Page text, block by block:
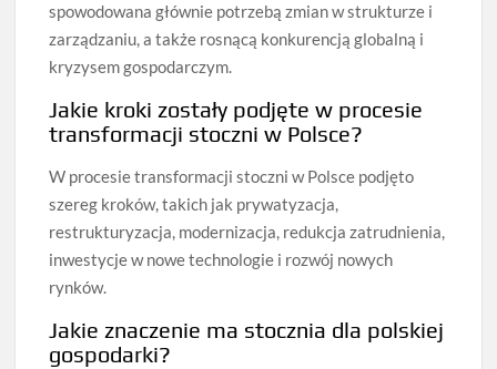
spowodowana głównie potrzebą zmian w strukturze i
zarządzaniu, a także rosnącą konkurencją globalną i
kryzysem gospodarczym.
Jakie kroki zostały podjęte w procesie
transformacji stoczni w Polsce?
W procesie transformacji stoczni w Polsce podjęto
szereg kroków, takich jak prywatyzacja,
restrukturyzacja, modernizacja, redukcja zatrudnienia,
inwestycje w nowe technologie i rozwój nowych
rynków.
Jakie znaczenie ma stocznia dla polskiej
gospodarki?